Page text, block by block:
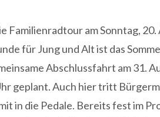
Familienradtour am Sonntag, 20.
für Jung und Alt ist das
Abschlussfahrt am 31.
geplant. Auch hier tritt
in die Pedale. Bereits fest im